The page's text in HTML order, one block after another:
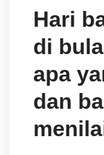
Hari
di
apa
dan